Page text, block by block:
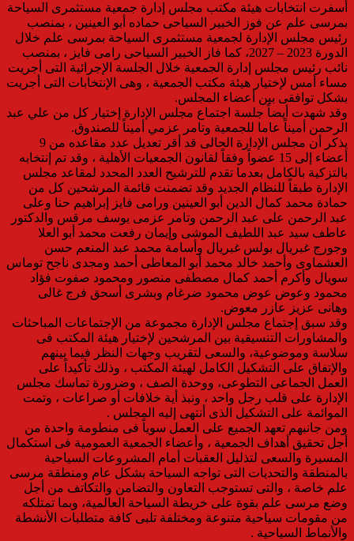
أسفرت انتخابات هيئة مكتب مجلس إدارة جمعية مستثمرى السياحة
بمرسى علم عن فوز الخبير السياحى حماده أبو العينين ، بمنصب
رئيس مجلس الإدارة لجمعية مستثمرى السياحة بمرسى علم خلال
الدورة 2023 – 2027، كما فاز الخبير السياحى رامى فايز ، بمنصب
نائب رئيس مجلس إدارة الجمعية خلال الجلسة الإجرائية التى أجريت
مساء أمس لإختيار هيئة مكتب الجمعية ، وهى الإنتخابات التى أجريت
بشكل توافقى بين أعضاء المجلس.
وقد شهدت أيضاً جلسة اجتماع مجلس الإدارة إختيار كل من علي عبد
الرحمن أميناً عاما للجمعية وتامر عزمي أميناً للصندوق.
يذكر أن مجلس الإدارة الحالى قد أقر تعديل عدد مقاعده من 9
أعضاء إلى 15 عضواً وفقاً لقانون الجمعيات الأهلية ، وقد تم إنتخابه
بالتزكية بالكامل بعدما تقدم للترشيح العدد المحدد لمقاعد مجلس
الإدارة طبقاً للنظام الجديد وقد تضمنت قائمة المرشحين كل من
حمادة محمد كمال الدين أبو العينين ورامى فايز إبراهيم حنا وعلى
عبد الرحمن على عبد الرحمن وتامر عزمى يوسف مرقس والدكتور
عاطف سيد عبد اللطيف الموشى وإيمان رفعت محمد أبو العلا
وجورج غبريال بولس غبريال وأسامة محمد عبد المنعم حسن
العشماوى وأحمد خالد محمد أبو المعاطى أحمد ومجدى ناجح توماس
سويال وأكرم أحمد كمال مصطفى منصور ومحمود صفوت فؤاد
محمود وعوض عوض محمود ضرغام وبشرى أسحق فرج غالى
وهانى عزيز عازر معوض.
وقد سبق إجتماع مجلس الإدارة مجموعة من الإجتماعات المباحثات
والمشاورات التنسيقية بين المرشحين لإختيار هيئة المكتب فى
سلاسة وموضوعية، والسعى لتقريب وجهات النظر فيما بينهم
والإتفاق على التشكيل الكامل لهيئة المكتب ، وذلك تأكيداً على
العمل الجماعى التطوعى، ووحدة الصف ، وضرورة تماسك مجلس
الإدارة على قلب رجل واحد ، ونبذ أية خلافات أو صراعات ، وتمت
الموائمة على التشكيل الذى أنتهى إليه المجلس .
ومن جانبهم تعهد الجميع على العمل سوياً فى منطومة واحدة من
أجل تحقيق أهداف الجمعية ، وأعضاء الجمعية العمومية فى استكمال
المسيرة والسعى لتذليل العقبات أمام المشروعات السياحية
بالمنطقة والتحديات التى تواجه السياحة بشكل عام ومنطقة مرسى
علم خاصة ، والتى تستوجب التعاون والتضامن والتكاتف من أجل
وضع مرسى علم بقوة على خريطة السياحة العالمية، وبما تمتلكه
من مقومات سياحية متنوعة ومختلفة تلبى كافة متطلبات الأنشطة
والأنماط السياحية .